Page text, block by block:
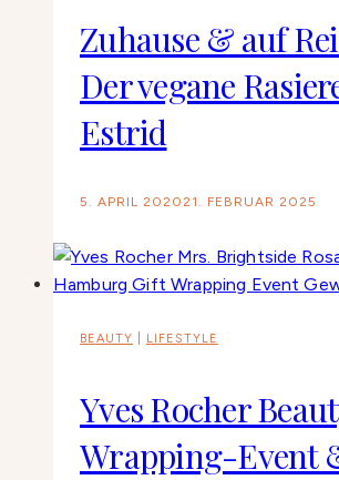
Zuhause & auf
Der vegane
Estrid
5. APRIL 2020 21. FEBRUAR 2025
BEAUTY LIFESTYLE
Yves Rocher
Wrapping-Event